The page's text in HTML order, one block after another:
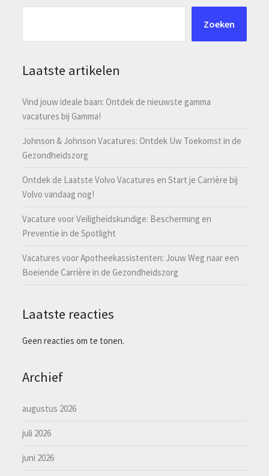
Zoeken
Laatste artikelen
Vind jouw ideale baan: Ontdek de nieuwste gamma
vacatures bij Gamma!
Johnson & Johnson Vacatures: Ontdek Uw Toekomst in de
Gezondheidszorg
Ontdek de Laatste Volvo Vacatures en Start je Carrière bij
Volvo vandaag nog!
Vacature voor Veiligheidskundige: Bescherming en
Preventie in de Spotlight
Vacatures voor Apotheekassistenten: Jouw Weg naar een
Boeiende Carrière in de Gezondheidszorg
Laatste reacties
Geen reacties om te tonen.
Archief
augustus 2026
juli 2026
juni 2026